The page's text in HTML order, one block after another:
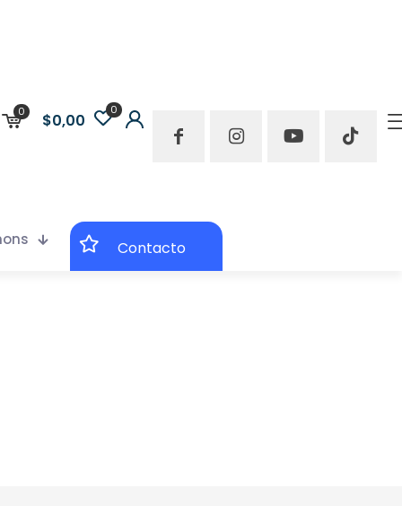
0 $0,00
0
Contacto